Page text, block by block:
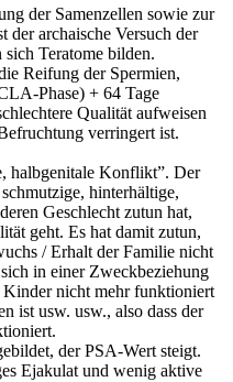
der Samenzellen sowie zur
der archaische Versuch der
Teratome bilden.
Reifung der Spermien,
Phase) + 64 Tage
Qualität aufweisen
verringert ist.
halbgenitale Konflikt”. Der
hinterhältige,
Geschlecht zutun hat,
geht. Es hat damit zutun,
/ Erhalt der Familie nicht
in einer Zweckbeziehung
nicht mehr funktioniert
ist usw. usw., also dass der
der PSA-Wert steigt.
Ejakulat und wenig aktive